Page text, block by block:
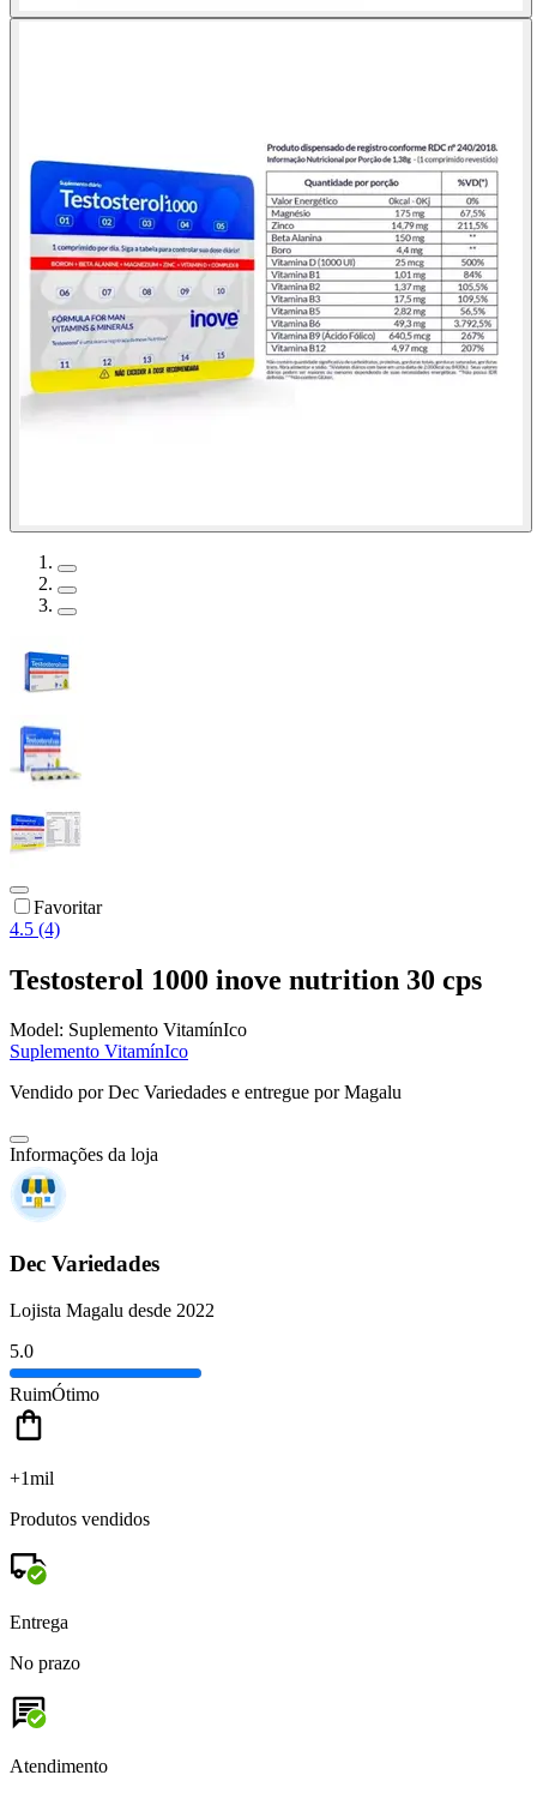
Favoritar
4.5 (4)
Testosterol 1000 inove nutrition 30 cps
Model: Suplemento VitamínIco
Suplemento VitamínIco
Vendido porDec Variedades e entregue por Magalu
Informações da loja
Dec Variedades
Lojista Magalu desde 2022
5.0
RuimÓtimo
+1mil
Produtos vendidos
Entrega
No prazo
Atendimento